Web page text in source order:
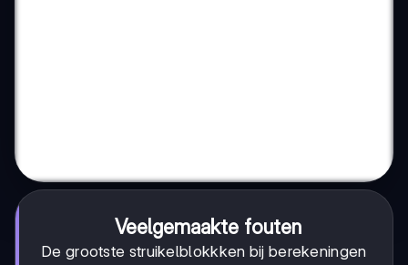
Veelgemaakte fouten
De grootste struikelblokkken bij berekeningen